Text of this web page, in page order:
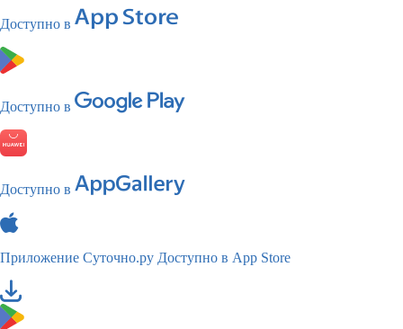
Доступно в
Доступно в
Доступно в
Приложение Суточно.ру Доступно в App Store